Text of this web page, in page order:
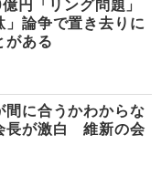
円「リング問題」
論争で置き去りに
がある
間に合うかわからな
長が激白 維新の会